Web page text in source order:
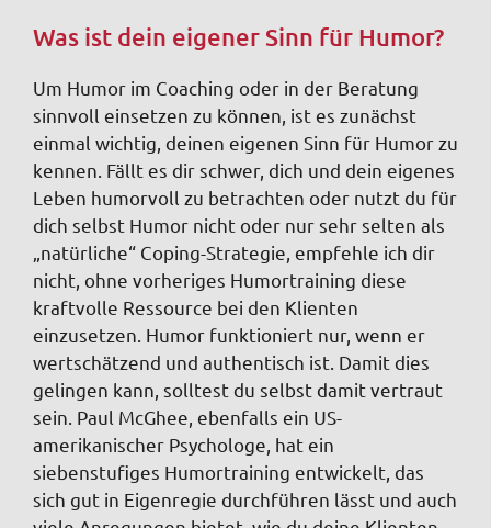
Was ist dein eigener Sinn für Humor?
Um Humor im Coaching oder in der Beratung
sinnvoll einsetzen zu können, ist es zunächst
einmal wichtig, deinen eigenen Sinn für Humor zu
kennen. Fällt es dir schwer, dich und dein eigenes
Leben humorvoll zu betrachten oder nutzt du für
dich selbst Humor nicht oder nur sehr selten als
„natürliche“ Coping-Strategie, empfehle ich dir
nicht, ohne vorheriges Humortraining diese
kraftvolle Ressource bei den Klienten
einzusetzen. Humor funktioniert nur, wenn er
wertschätzend und authentisch ist. Damit dies
gelingen kann, solltest du selbst damit vertraut
sein. Paul McGhee, ebenfalls ein US-
amerikanischer Psychologe, hat ein
siebenstufiges Humortraining entwickelt, das
sich gut in Eigenregie durchführen lässt und auch